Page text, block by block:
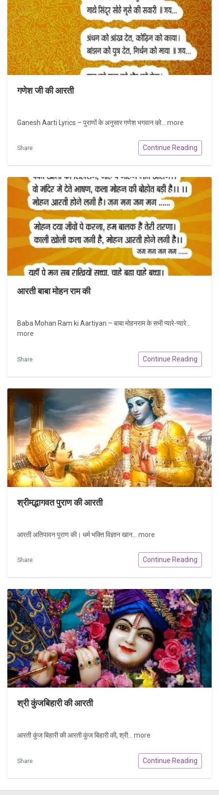
गणेश जी की आरती
Ganesh Aarti Lyrics – पुराणों के अनुसार गणेश भगवान को... more
Share Continue Reading
आरती बाबा मोहन राम की
Baba Mohan Ram ki Aartiyan – बाबा मोहनराम के सभी प्यारे-प्यारे...
more
Share Continue Reading
श्रीमद्भागवत पुराण की आरती
आरती अतिपावन पुराण की। धर्म भक्ति विज्ञान खान... more
Share Continue Reading
श्री कुंजबिहारी की आरती
आरती कुंज बिहारी की आरती कुंज बिहारी की, श्री... more
Share Continue Reading